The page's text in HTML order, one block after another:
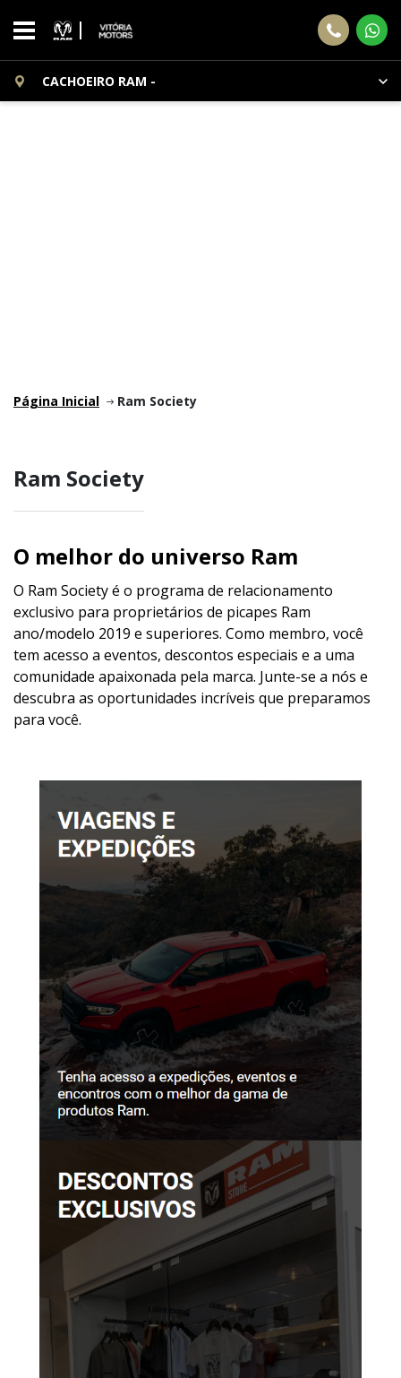
CACHOEIRO RAM -
Página Inicial Ram Society
Ram Society
O melhor do universo Ram
O Ram Society é o programa de relacionamento
exclusivo para proprietários de picapes Ram
ano/modelo 2019 e superiores. Como membro, você
tem acesso a eventos, descontos especiais e a uma
comunidade apaixonada pela marca. Junte-se a nós e
descubra as oportunidades incríveis que preparamos
para você.